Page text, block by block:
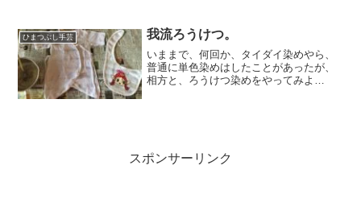
ャンプー＆ヘッドス...
ひまつぶし手芸 我流ろうけつ。
いままで、何回か、タイダイ染めやら、
普通に単色染めはしたことがあったが、
相方と、ろうけつ染めをやってみよ
スポンサーリンク